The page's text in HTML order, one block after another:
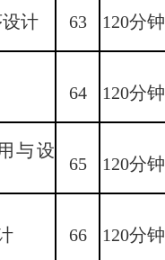
计 63 120分钟
64 120分钟
与设
65 120分钟
66 120分钟